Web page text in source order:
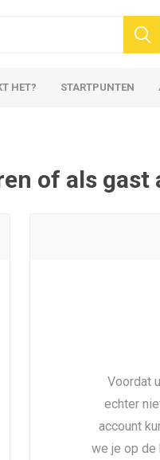
HET? STARTPUNTEN
of als gast
Voordat
echter
account
we je op de